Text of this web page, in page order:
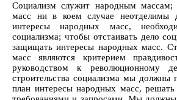
Социализм служит народным
масс ни в коем случае неотделимы
интересы народных масс,
социализма; чтобы отстаивать дело
защищать интересы народных масс.
масс являются критерием
руководством к революционному
строительства социализма мы должны
план интересы народных масс,